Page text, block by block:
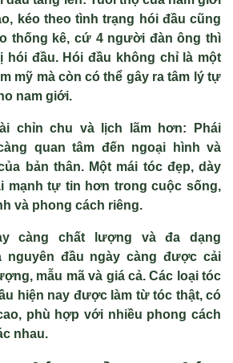
kéo theo tình trạng hói đầu cũng
thống kê, cứ 4 người đàn ông thì
hói đầu. Hói đầu không chỉ là một
mỹ mà còn có thể gây ra tâm lý tự
nam giới.
chỉn chu và lịch lãm hơn: Phái
quan tâm đến ngoại hình và
bản thân. Một mái tóc đẹp, dày
mạnh tự tin hơn trong cuộc sống,
và phong cách riêng.
càng chất lượng và đa dạng
nguyên đầu ngày càng được cải
mẫu mã và giá cả. Các loại tóc
hiện nay được làm từ tóc thật, có
phù hợp với nhiều phong cách
nhau.